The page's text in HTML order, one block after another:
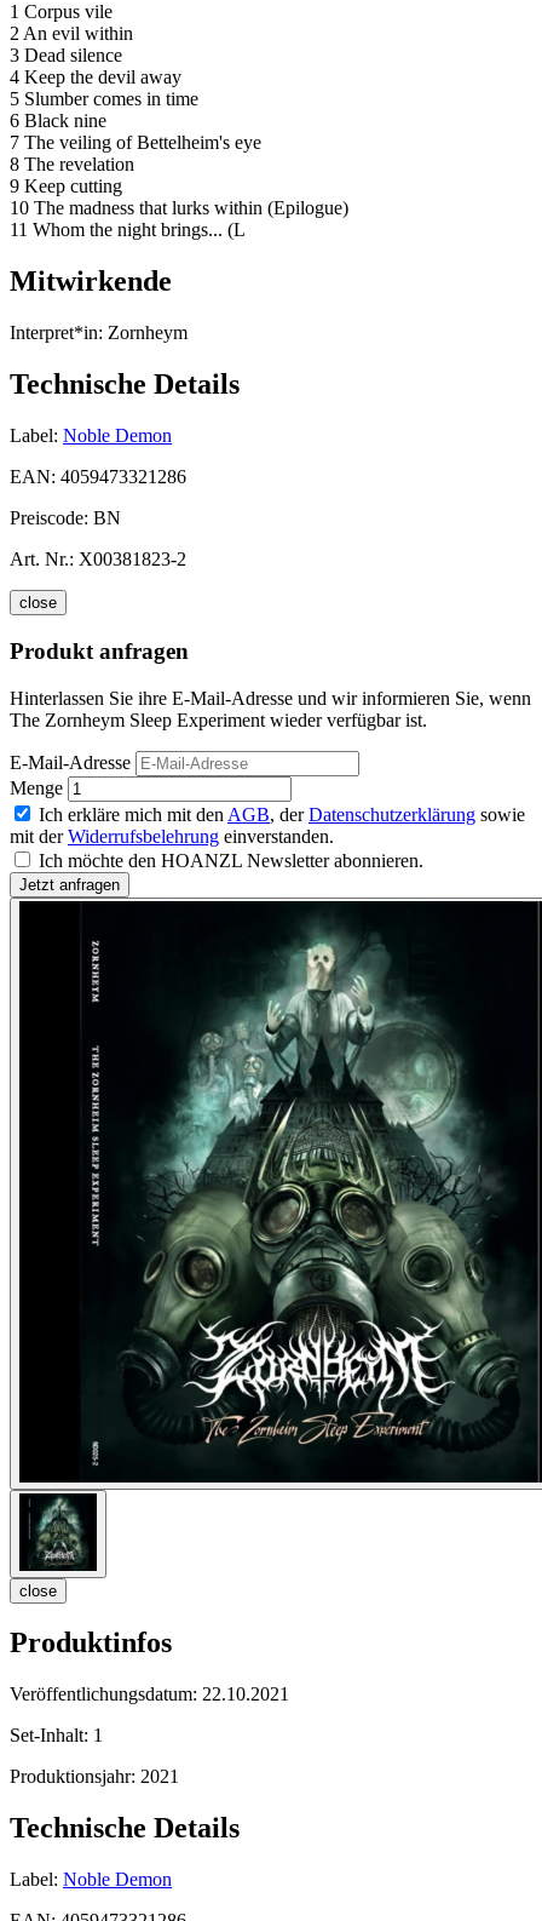
1 Corpus vile
2 An evil within
3 Dead silence
4 Keep the devil away
5 Slumber comes in time
6 Black nine
7 The veiling of Bettelheim's eye
8 The revelation
9 Keep cutting
10 The madness that lurks within (Epilogue)
11 Whom the night brings... (L
Mitwirkende
Interpret*in: Zornheym
Technische Details
Label: Noble Demon
EAN: 4059473321286
Preiscode: BN
Art. Nr.: X00381823-2
close
Produkt anfragen
Hinterlassen Sie ihre E-Mail-Adresse und wir informieren Sie, wenn
The Zornheym Sleep Experiment wieder verfügbar ist.
E-Mail-Adresse
Menge
Ich erkläre mich mit den AGB, derDatenschutzerklärung sowie
mit derWiderrufsbelehrung einverstanden.
Ich möchte den HOANZL Newsletter abonnieren.
close
Produktinfos
Veröffentlichungsdatum: 22.10.2021
Set-Inhalt: 1
Produktionsjahr: 2021
Technische Details
Label: Noble Demon